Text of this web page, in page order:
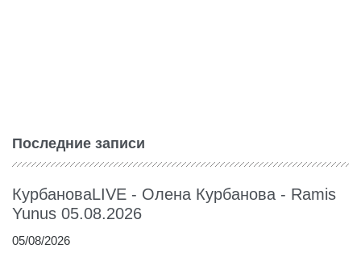
Последние записи
КурбановаLIVE - Олена Курбанова - Ramis
Yunus 05.08.2026
05/08/2026